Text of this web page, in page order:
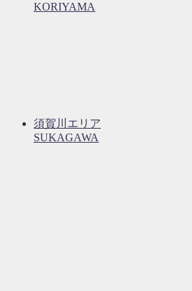
KORIYAMA
須賀川エリア
SUKAGAWA